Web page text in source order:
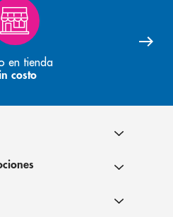
en tienda
costo